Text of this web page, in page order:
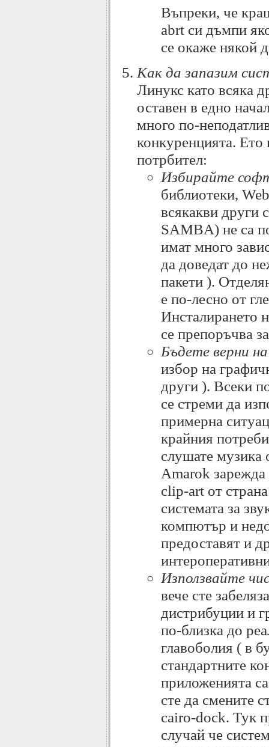
Въпреки, че
abrt си дъмпи
се окаже някой
Как да запазим
Линукс като всяка
оставен в едно
много по-
конкуренцията.
потрбител:
Избирайте
библиотеки,
всякакви други
SAMBA) не са
имат много
да доведат до
пакети ).
е по-лесно от
Инсталирането
се препоръчва
Бъдете верни
избор на
други ). Всеки
се стреми да
примерна
крайния
слушате музика
Amarok
clip-art от
системата за
компютър и
предоставят и
Използвайте
вече сте
дистрибуции и
по-близка до
главоболия ( в
стандартните
приложенията
сте да смените
cairo-dock. Тук
случай че